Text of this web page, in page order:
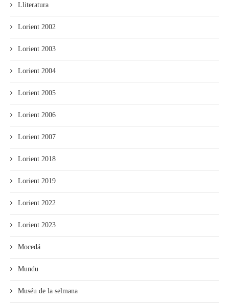
Lliteratura
Lorient 2002
Lorient 2003
Lorient 2004
Lorient 2005
Lorient 2006
Lorient 2007
Lorient 2018
Lorient 2019
Lorient 2022
Lorient 2023
Mocedá
Mundu
Muséu de la selmana